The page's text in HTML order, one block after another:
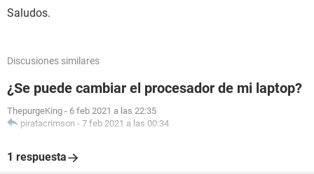
Saludos.
Discusiones similares
¿Se puede cambiar el procesador de mi laptop?
ThepurgeKing - 6 feb 2021 a las 22:35
piratacrimson - 7 feb 2021 a las 00:34
1 respuesta